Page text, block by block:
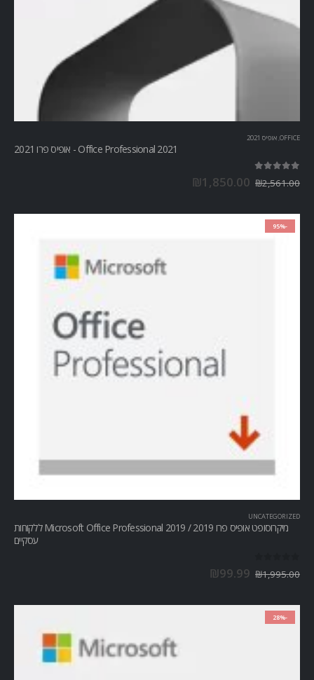
OFFICE
, אופיס 2021
Office Professional 2021 - אופיס פרו 2021
₪2,561.00
₪1,850.00
-95%
UNCATEGORIZED
מיקרוסופט אופיס פרו Microsoft Office Professional 2019 / 2019 ללקוחות
עסקיים
₪1,995.00
₪99.99
-28%